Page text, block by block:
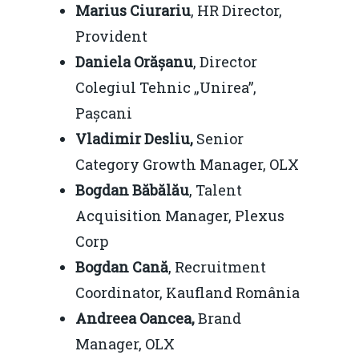
Marius Ciurariu, HR Director,
Provident
Daniela Orășanu, Director
Colegiul Tehnic „Unirea”,
Pașcani
Vladimir Desliu, Senior
Category Growth Manager, OLX
Bogdan Băbălău, Talent
Acquisition Manager, Plexus
Corp
Bogdan Cană, Recruitment
Coordinator, Kaufland România
Andreea Oancea,Brand
Manager, OLX